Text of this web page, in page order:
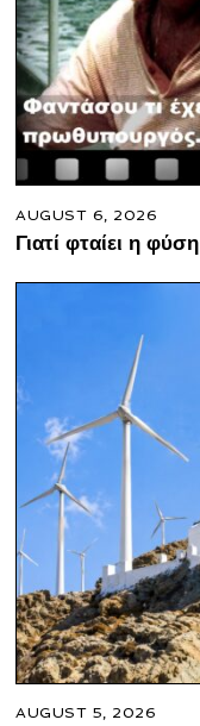
AUGUST 6, 2026
Γιατί φταίει η φύση
AUGUST 5, 2026